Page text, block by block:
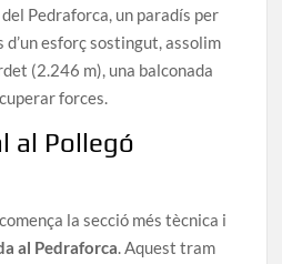
Pedraforca, un paradís per
d’un esforç sostingut, assolim
(2.246 m), una balconada
forces.
al Pollegó
la secció més tècnica i
al Pedraforca. Aquest tram